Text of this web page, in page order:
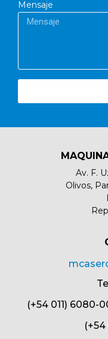
Mensaje
Av. F.
Olivos,
(+54 011)